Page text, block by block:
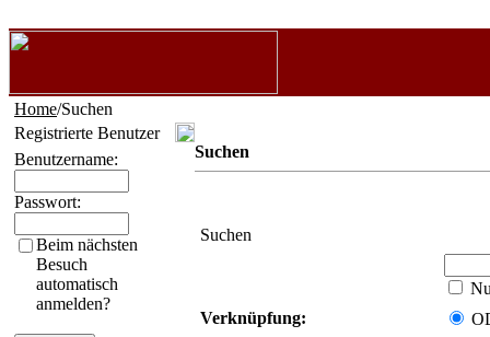
Home/Suchen
Registrierte Benutzer
Benutzername:
Passwort:
Beim nächsten
Besuch
automatisch
anmelden?
Suchen
Suchen
Verknüpfung: